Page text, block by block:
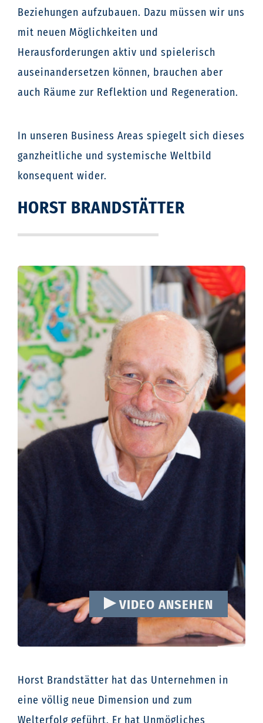
Beziehungen aufzubauen. Dazu müssen wir uns
mit neuen Möglichkeiten und
Herausforderungen aktiv und spielerisch
auseinandersetzen können, brauchen aber
auch Räume zur Reflektion und Regeneration.
In unseren Business Areas spiegelt sich dieses
ganzheitliche und systemische Weltbild
konsequent wider.
HORST BRANDSTÄTTER
Horst Brandstätter hat das Unternehmen in
eine völlig neue Dimension und zum
Welterfolg geführt. Er hat Unmögliches
VIDEO ANSEHEN